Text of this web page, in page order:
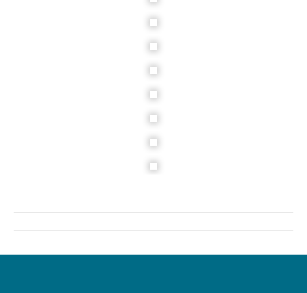
Project
navigation